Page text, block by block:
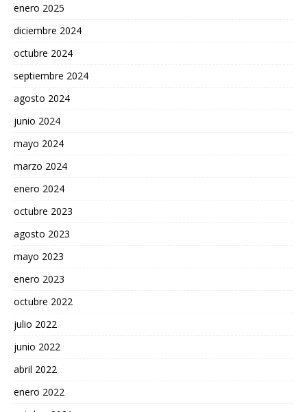
enero 2025
diciembre 2024
octubre 2024
septiembre 2024
agosto 2024
junio 2024
mayo 2024
marzo 2024
enero 2024
octubre 2023
agosto 2023
mayo 2023
enero 2023
octubre 2022
julio 2022
junio 2022
abril 2022
enero 2022